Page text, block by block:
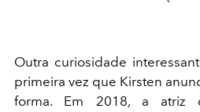
Outra curiosidade
primeira vez que Kirsten
forma. Em 2018, a atriz